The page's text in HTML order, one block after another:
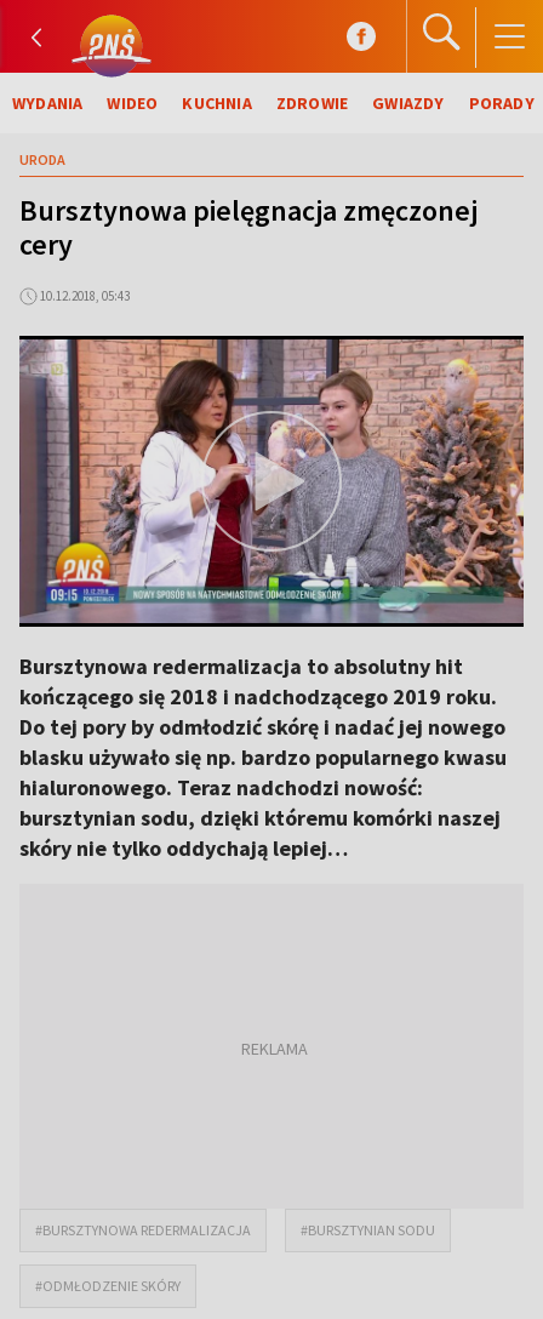
WYDANIA WIDEO KUCHNIA ZDROWIE GWIAZDY PORADY
URODA
Bursztynowa pielęgnacja zmęczonej
cery
10.12.2018, 05:43
Bursztynowa redermalizacja to absolutny hit
kończącego się 2018 i nadchodzącego 2019 roku.
Do tej pory by odmłodzić skórę i nadać jej nowego
blasku używało się np. bardzo popularnego kwasu
hialuronowego. Teraz nadchodzi nowość:
bursztynian sodu, dzięki któremu komórki naszej
skóry nie tylko oddychają lepiej…
#BURSZTYNOWA REDERMALIZACJA #BURSZTYNIAN SODU
#ODMŁODZENIE SKÓRY